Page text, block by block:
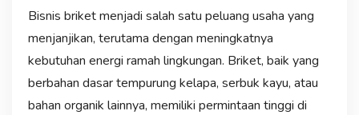
Bisnis briket menjadi salah satu peluang usaha yang
menjanjikan, terutama dengan meningkatnya
kebutuhan energi ramah lingkungan. Briket, baik yang
berbahan dasar tempurung kelapa, serbuk kayu, atau
bahan organik lainnya, memiliki permintaan tinggi di